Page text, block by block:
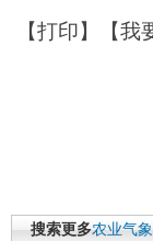
【打印】【我
搜索更多农业气象